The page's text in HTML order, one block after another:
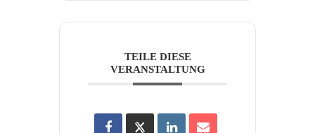
TEILE DIESE
VERANSTALTUNG